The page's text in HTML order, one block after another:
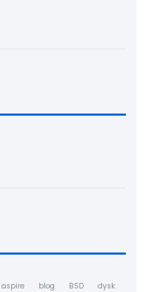
aspire blog BSD dysk